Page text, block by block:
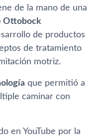
de la mano de una
Ottobock
de productos
de tratamiento
motriz.
que permitió a
caminar con
en YouTube por la